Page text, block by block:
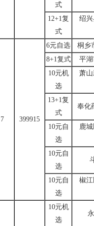
式
12+1复
式
绍
7 399915
6元自选
桐乡
8+1复式
平湖
10元机
选
萧
13+1复
式
奉化
10元自
选
鹿
10元自
选
10元自
选
椒
10元机
选